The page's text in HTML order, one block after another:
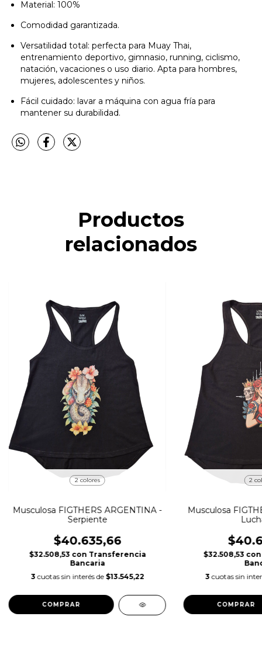
Material: 100%
Comodidad garantizada.
Versatilidad total: perfecta para Muay Thai,
entrenamiento deportivo, gimnasio, running, ciclismo,
natación, vacaciones o uso diario. Apta para hombres,
mujeres, adolescentes y niños.
Fácil cuidado: lavar a máquina con agua fría para
mantener su durabilidad.
Productos
relacionados
2 colores
Musculosa FIGTHERS ARGENTINA -
Serpiente
$40.635,66
$32.508,53 con Transferencia
Bancaria
3 cuotas sin interés de $13.545,22
COMPRAR
2
Musculosa
$32.508,53 con
3 cuotas sin
COMPRAR